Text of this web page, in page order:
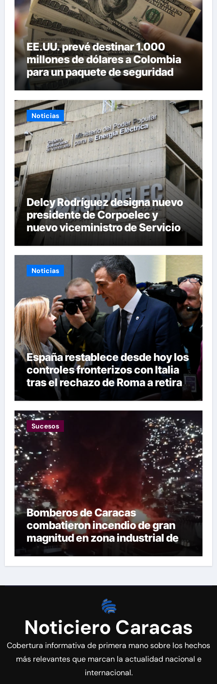
EE.UU. prevé destinar 1.000
millones de dólares a Colombia
para un paquete de seguridad
Noticias
Delcy Rodríguez designa nuevo
presidente de Corpoelec y
nuevo viceministro de Servicios
Eléctricos
Noticias
España restablece desde hoy los
controles fronterizos con Italia
tras el rechazo de Roma a retirar
las restricciones
Sucesos
Bomberos de Caracas
combatieron incendio de gran
magnitud en zona industrial de El
Llanito
Noticiero Caracas
Cobertura informativa de primera mano sobre los hechos
más relevantes que marcan la actualidad nacional e
internacional.